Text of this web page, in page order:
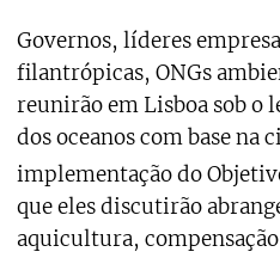
Governos, líderes
filantrópicas, ONGs
reunirão em Lisboa sob o
dos oceanos com base na
implementação do
que eles discutirão
aquicultura,